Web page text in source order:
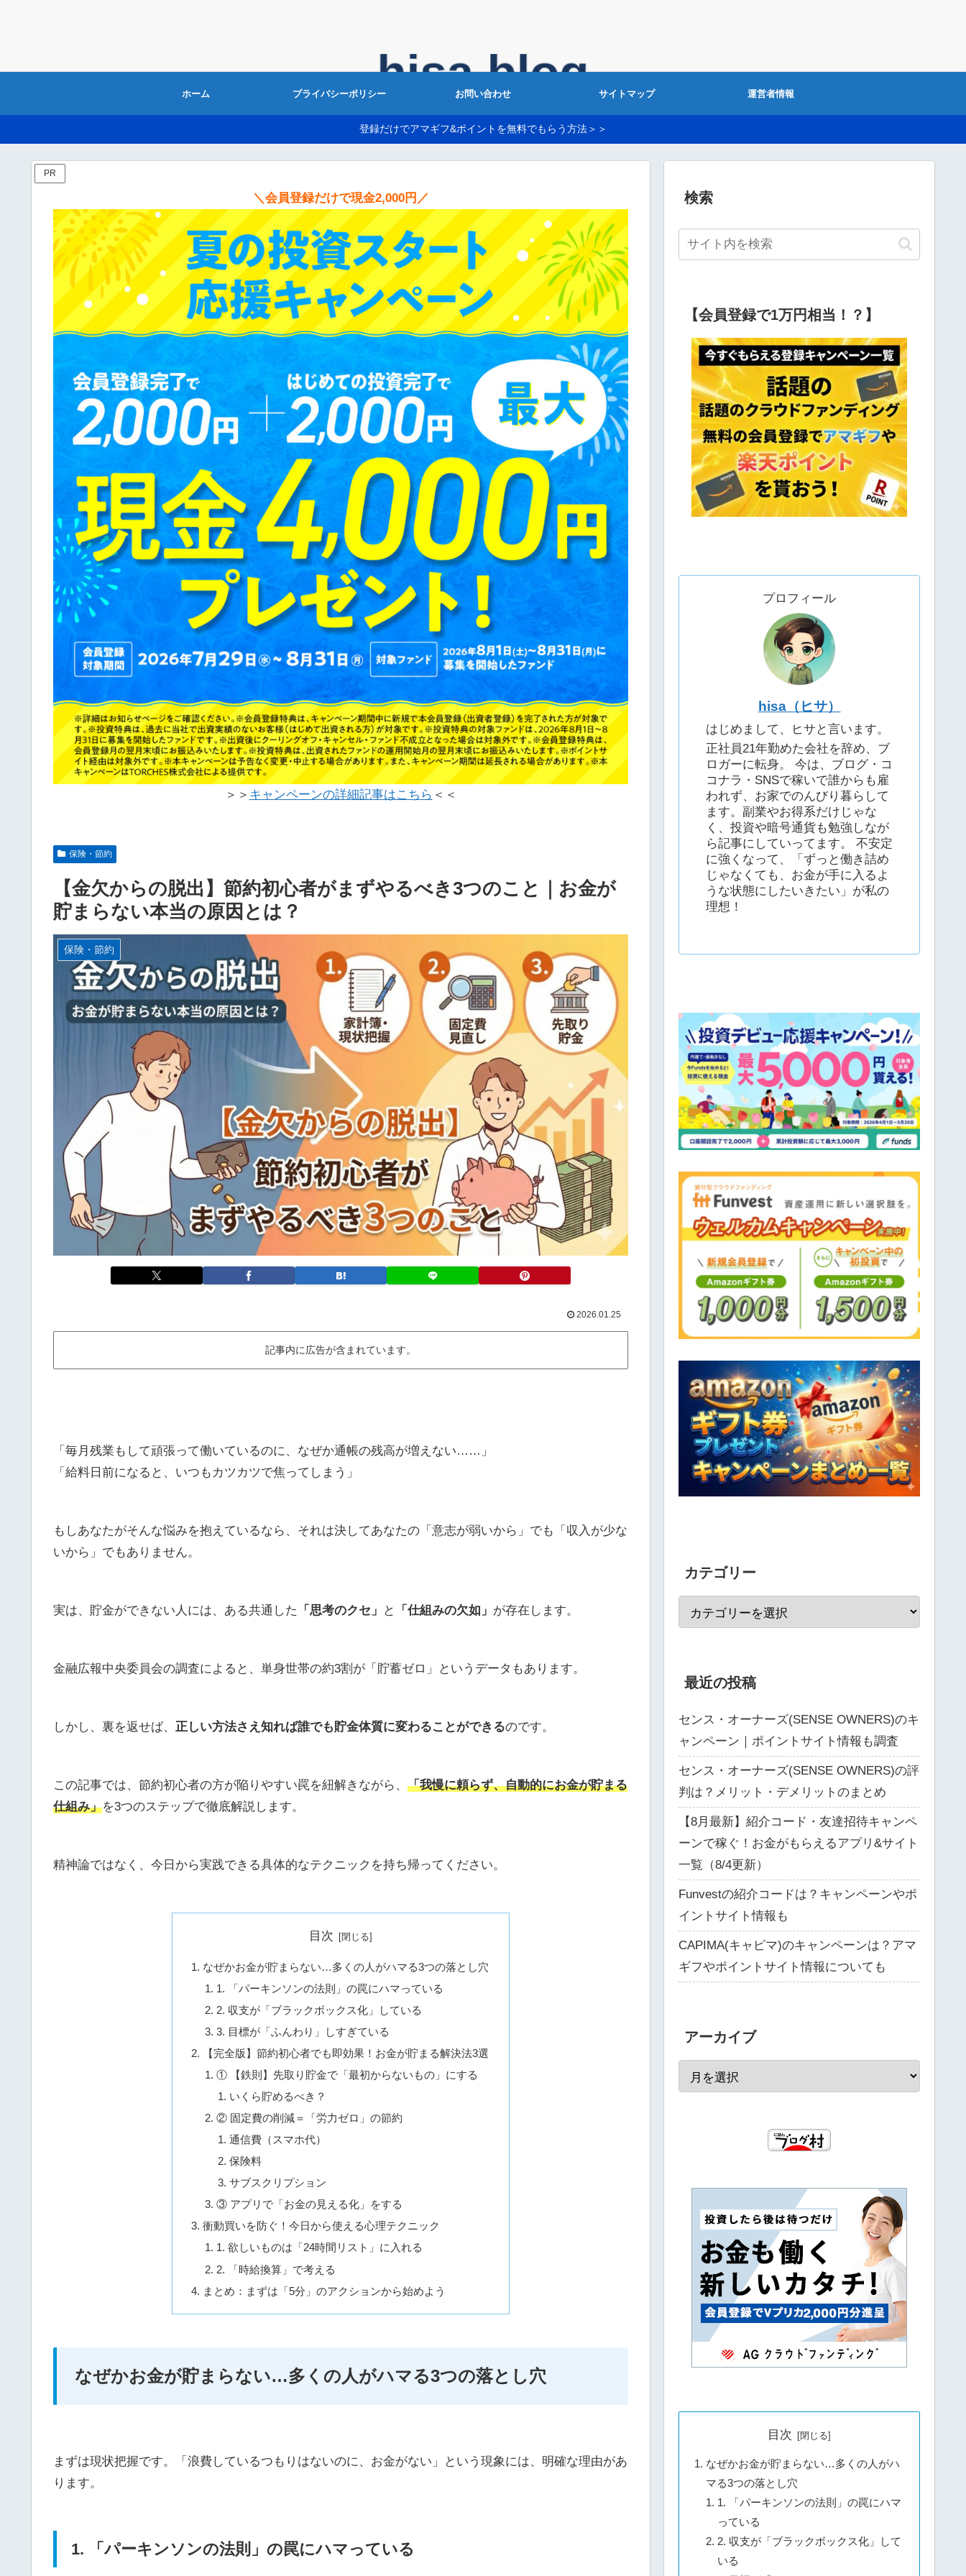
ホーム プライバシーポリシー お問い合わせ サイトマップ 運営者情報
登録だけでアマギフ&ポイントを無料でもらう方法＞＞
PR
＼会員登録だけで現金2,000円／
＞＞ キャンペーンの詳細記事はこちら ＜＜
保険・節約
【金欠からの脱出】節約初心者がまずやるべき3つのこと｜お金が
貯まらない本当の原因とは？
保険・節約
2026.01.25
記事内に広告が含まれています。
「毎月残業もして頑張って働いているのに、なぜか通帳の残高が増えない……」
「給料日前になると、いつもカツカツで焦ってしまう」
もしあなたがそんな悩みを抱えているなら、それは決してあなたの「意志が弱いから」でも「収入が少な
いから」でもありません。
実は、貯金ができない人には、ある共通した 「思考のクセ」 と 「仕組みの欠如」 が存在します。
金融広報中央委員会の調査によると、単身世帯の約3割が「貯蓄ゼロ」というデータもあります。
しかし、裏を返せば、 正しい方法さえ知れば誰でも貯金体質に変わることができるのです。
この記事では、節約初心者の方が陥りやすい罠を紐解きながら、 「我慢に頼らず、自動的にお金が貯まる
仕組み」を3つのステップで徹底解説します。
精神論ではなく、今日から実践できる具体的なテクニックを持ち帰ってください。
目次
なぜかお金が貯まらない…多くの人がハマる3つの落とし穴
1. 「パーキンソンの法則」の罠にハマっている
2. 収支が「ブラックボックス化」している
3. 目標が「ふんわり」しすぎている
【完全版】節約初心者でも即効果！お金が貯まる解決法3選
① 【鉄則】先取り貯金で「最初からないもの」にする
いくら貯めるべき？
② 固定費の削減＝「労力ゼロ」の節約
通信費（スマホ代）
保険料
サブスクリプション
③ アプリで「お金の見える化」をする
衝動買いを防ぐ！今日から使える心理テクニック
1. 欲しいものは「24時間リスト」に入れる
2. 「時給換算」で考える
まとめ：まずは「5分」のアクションから始めよう
なぜかお金が貯まらない…多くの人がハマる3つの落とし穴
まずは現状把握です。「浪費しているつもりはないのに、お金がない」という現象には、明確な理由があ
ります。
1. 「パーキンソンの法則」の罠にハマっている
検索
【会員登録で1万円相当！？】
プロフィール
hisa（ヒサ）
はじめまして、ヒサと言います。
正社員21年勤めた会社を辞め、ブ
ロガーに転身。 今は、ブログ・コ
コナラ・SNSで稼いで誰からも雇
われず、お家でのんびり暮らして
ます。副業やお得系だけじゃな
く、投資や暗号通貨も勉強しなが
ら記事にしていってます。 不安定
に強くなって、「ずっと働き詰め
じゃなくても、お金が手に入るよ
うな状態にしたいきたい」が私の
理想！
カテゴリー
最近の投稿
センス・オーナーズ(SENSE OWNERS)のキ
ャンペーン｜ポイントサイト情報も調査
センス・オーナーズ(SENSE OWNERS)の評
判は？メリット・デメリットのまとめ
【8月最新】紹介コード・友達招待キャンペ
ーンで稼ぐ！お金がもらえるアプリ&サイト
一覧（8/4更新）
Funvestの紹介コードは？キャンペーンやポ
イントサイト情報も
CAPIMA(キャピマ)のキャンペーンは？アマ
ギフやポイントサイト情報についても
アーカイブ
目次
なぜかお金が貯まらない…多くの人がハ
マる3つの落とし穴
1. 「パーキンソンの法則」の罠にハマ
っている
2. 収支が「ブラックボックス化」して
いる